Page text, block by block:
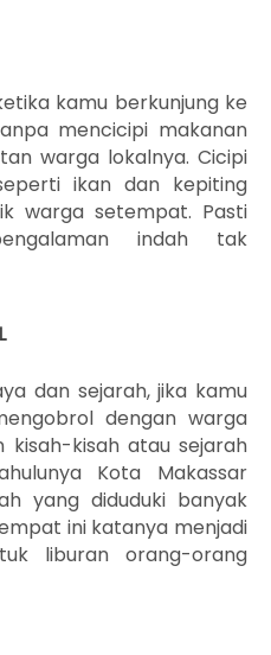
kamu berkunjung ke
mencicipi makanan
warga lokalnya. Cicipi
ikan dan kepiting
warga setempat. Pasti
indah tak
dan sejarah, jika kamu
dengan warga
kisah-kisah atau sejarah
Kota Makassar
yang diduduki banyak
ini katanya menjadi
liburan orang-orang